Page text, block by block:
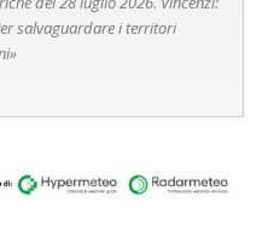
salvaguardare i territori